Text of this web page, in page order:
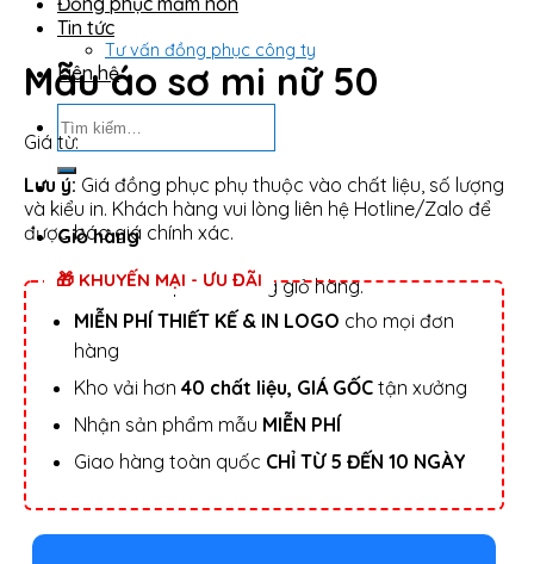
Tin tức
Tư vấn đồng phục công ty
Liên hệ
kiếm:
Giỏ hàng
Chưa có sản phẩm trong giỏ hàng.
Mẫu áo sơ mi nữ 50
Giá từ:
Lưu ý: Giá đồng phục phụ thuộc vào chất liệu, số lượng
và kiểu in. Khách hàng vui lòng liên hệ Hotline/Zalo để
được báo giá chính xác.
🎁 KHUYẾN MẠI - ƯU ĐÃI
MIỄN PHÍ THIẾT KẾ & IN LOGO cho mọi đơn
hàng
Kho vải hơn 40 chất liệu, GIÁ GỐCtận xưởng
Nhận sản phẩm mẫu MIỄN PHÍ
Giao hàng toàn quốc CHỈ TỪ 5 ĐẾN 10 NGÀY